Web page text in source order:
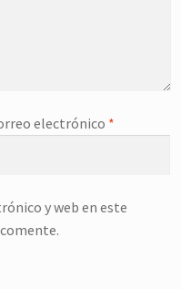
electrónico *
y web en este